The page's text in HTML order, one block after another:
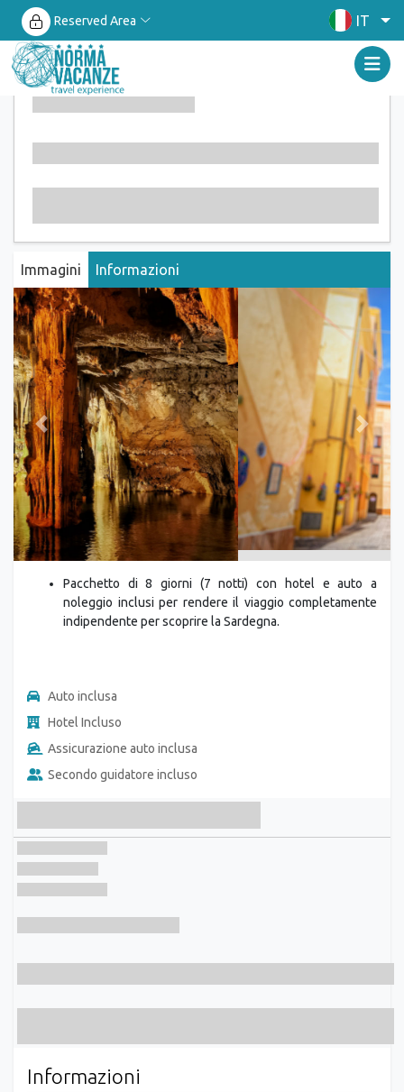
Reserved Area IT
Immagini Informazioni
Previous Next
noleggio inclusi per rendere il viaggio completamente
indipendente per scoprire la Sardegna.
Informazioni